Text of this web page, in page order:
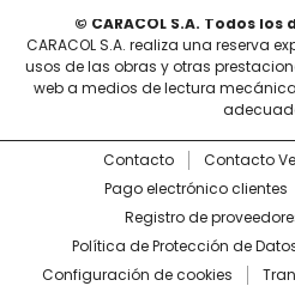
© CARACOL S.A. Todos
CARACOL S.A. realiza una reserva
usos de las obras y otras
web a medios de lectura
Contacto Contacto
Pago electrónico clientes
Registro de
Política de Protección de
Configuración de cookies